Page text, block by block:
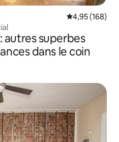
Note
4,95 (168)
autres superbes
dans le coin